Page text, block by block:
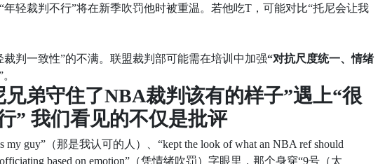
轻裁判不行”将在新季吹罚他时被重温。若他吃T，可能对比“托尼会让我
判一致性”的不满。联盟裁判部可能需在培训中加强“对抗尺度统一、情绪
弟守住了NBA裁判该有的样子”遇上“很
” 我们看见的不仅是批评
guy”（那是我认可的人）、“kept the look of what an NBA ref should
based on emotion”（凭情绪吹罚）字眼里，那个身穿“9号（太